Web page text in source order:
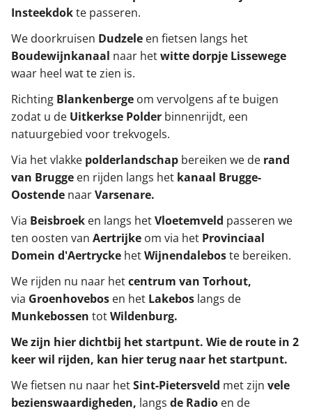
Insteekdokte passeren.
We doorkruisen Dudzele en fietsen langs het
Boudewijnkanaal naar hetwitte dorpje Lissewege
waar heel wat te zien is.
Richting Blankenberge om vervolgens af te buigen
zodat u de Uitkerkse Polder binnenrijdt, een
natuurgebied voor trekvogels.
Via het vlakke polderlandschap bereiken we de rand
van Brugge en rijden langs het kanaal Brugge-
Oostende naarVarsenare.
Via Beisbroek en langs hetVloetemveld passeren we
ten oosten van Aertrijke om via het Provinciaal
Domein d'Aertrycke hetWijnendaleboste bereiken.
We rijden nu naar hetcentrum van Torhout,
via Groenhovebos en het Lakebos langs de
Munkebossen totWildenburg.
We zijn hier dichtbij het startpunt. Wie de route in 2
keer wil rijden, kan hier terug naar het startpunt.
We fietsen nu naar hetSint-Pietersveld met zijn vele
bezienswaardigheden, langs de Radio en de